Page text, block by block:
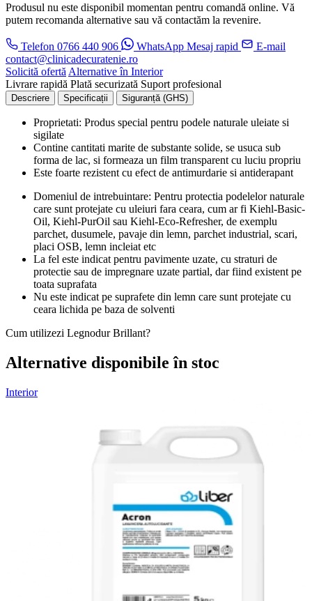
Produsul nu este disponibil momentan pentru comandă online. Vă
putem recomanda alternative sau vă contactăm la revenire.
Telefon 0766 440 906 WhatsApp Mesaj rapid
E-mail
contact@clinicadecuratenie.ro
Solicită ofertă Alternative în Interior
Livrare rapidă Plată securizată Suport profesional
Descriere Specificații Siguranță (GHS)
Proprietati: Produs special pentru podele naturale uleiate si
sigilate
Contine cantitati marite de substante solide, se usuca sub
forma de lac, si formeaza un film transparent cu luciu propriu
Este foarte rezistent cu efect de antimurdarie si antiderapant
Domeniul de intrebuintare: Pentru protectia podelelor naturale
care sunt protejate cu uleiuri fara ceara, cum ar fi Kiehl-Basic-
Oil, Kiehl-PurOil sau Kiehl-Eco-Refresher, de exemplu
parchet, dusumele, pavaje din lemn, parchet industrial, scari,
placi OSB, lemn incleiat etc
La fel este indicat pentru pavimente uzate, cu straturi de
protectie sau de impregnare uzate partial, dar fiind existent pe
toata suprafata
Nu este indicat pe suprafete din lemn care sunt protejate cu
ceara lichida pe baza de solventi
Cum utilizezi Legnodur Brillant?
Alternative disponibile în stoc
Interior